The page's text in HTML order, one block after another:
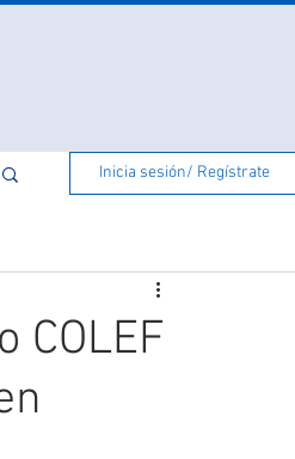
Inicia sesión/ Regístrate
COLEF